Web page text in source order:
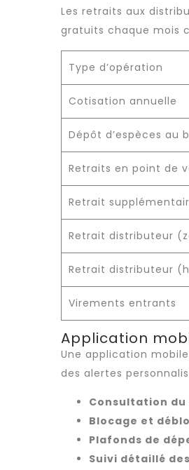
Les retraits aux
gratuits chaque mois
Type d’opération
Cotisation annuelle
Dépôt d’espèces au
Retraits en point de
Retrait
Retrait distributeur
Retrait distributeur
Virements entrants
Application
Une application
des alertes
Consultation
Blocage et
Plafonds de
Suivi détaillé